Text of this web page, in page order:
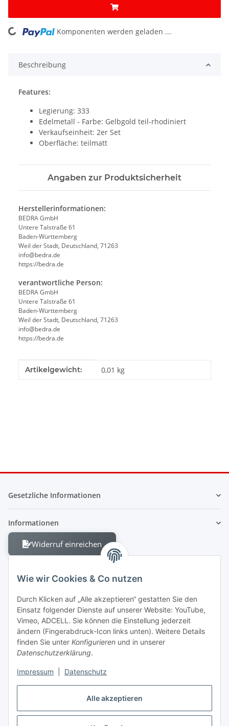
Alle akzeptieren
Wie wir Cookies & Co nutzen
Durch Klicken auf „Alle akzeptieren“ gestatten Sie den
Einsatz folgender Dienste auf unserer Website: YouTube,
Vimeo, ADCELL. Sie können die Einstellung jederzeit
ändern (Fingerabdruck-Icon links unten). Weitere Details
finden Sie unter Konfigurieren und in unserer
Datenschutzerklärung.
Impressum Datenschutz
Loading... Komponenten werden geladen ...
Beschreibung
Features:
Legierung: 333
Edelmetall - Farbe: Gelbgold teil-rhodiniert
Verkaufseinheit: 2er Set
Oberfläche: teilmatt
Angaben zur Produktsicherheit
Herstellerinformationen:
BEDRA GmbH
Untere Talstraße 61
Baden-Württemberg
Weil der Stadt, Deutschland, 71263
info@bedra.de
https://bedra.de
verantwortliche Person:
BEDRA GmbH
Untere Talstraße 61
Baden-Württemberg
Weil der Stadt, Deutschland, 71263
info@bedra.de
https://bedra.de
Produkteigenschaft
Wert
Artikelgewicht: 0,01 kg
Gesetzliche Informationen
Informationen
Widerruf einreichen
Berliner Allee 38
13088 Berlin
Shop +49 30 4280 2070
Fax +49 30 4280 2071